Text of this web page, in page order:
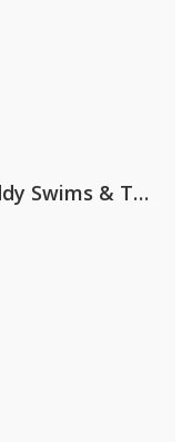
David Guetta, Teddy Swims & Tones And I